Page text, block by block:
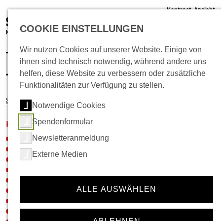
Kontrast-Ansicht
info@schlachthof-kassel.de
Startseite Kultur Zeichenaktion
Navigation für die Rubrik:
Kultur
Neuigkeiten
46von100
Hier im Quartier
Kulturschleuder
COOKIE EINSTELLUNGEN
Wir nutzen Cookies auf unserer Website. Einige von
ihnen sind technisch notwendig, während andere uns
helfen, diese Website zu verbessern oder zusätzliche
Funktionalitäten zur Verfügung zu stellen.
Notwendige Cookies
Spendenformular
Newsletteranmeldung
Externe Medien
ALLE AUSWÄHLEN